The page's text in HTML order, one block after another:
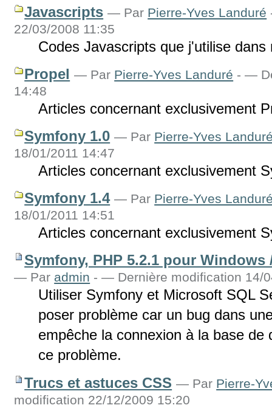
Javascripts — Par Pierre-Yves Landuré
22/03/2008 11:35
Codes Javascripts que j'utilise
Propel — Par Pierre-Yves Landuré - —
14:48
Articles concernant exclusivement
Symfony 1.0 — Par Pierre-Yves
18/01/2011 14:47
Articles concernant exclusivement
Symfony 1.4 — Par Pierre-Yves
18/01/2011 14:51
Articles concernant exclusivement
Symfony, PHP 5.2.1 pour
— Par admin - — Dernière modification 14/
Utiliser Symfony et Microsoft SQL
poser problème car un bug dans
empêche la connexion à la base
ce problème.
Trucs et astuces CSS — Par Pierre-
modification 22/12/2009 15:20